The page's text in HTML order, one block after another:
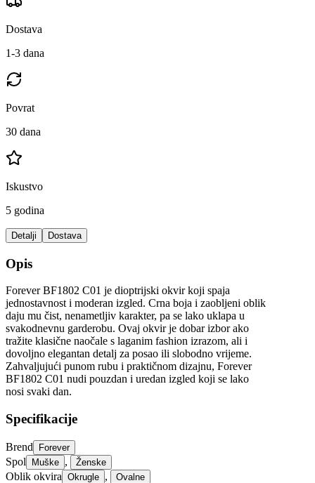
Dostava
1-3 dana
Povrat
30 dana
Iskustvo
5 godina
Detalji Dostava
Opis
Forever BF1802 C01 je dioptrijski okvir koji spaja
jednostavnost i moderan izgled. Crna boja i zaobljeni oblik
daju mu čist, nenametljiv karakter, pa se lako uklapa u
svakodnevnu garderobu. Ovaj okvir je dobar izbor ako
tražite klasične naočale s laganim fashion izrazom, ali i
dovoljno elegantan detalj za posao ili slobodno vrijeme.
Zahvaljujući punom rubu i praktičnom dizajnu, Forever
BF1802 C01 nudi pouzdan i uredan izgled koji se lako
nosi svaki dan.
Specifikacije
Brend Forever
Spol Muške , Ženske
Oblik okvira Okrugle , Ovalne